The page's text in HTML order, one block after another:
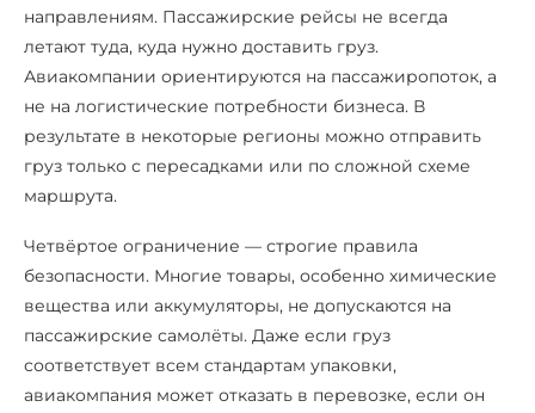
направлениям. Пассажирские рейсы не всегда
летают туда, куда нужно доставить груз.
Авиакомпании ориентируются на пассажиропоток, а
не на логистические потребности бизнеса. В
результате в некоторые регионы можно отправить
груз только с пересадками или по сложной схеме
маршрута.
Четвёртое ограничение — строгие правила
безопасности. Многие товары, особенно химические
вещества или аккумуляторы, не допускаются на
пассажирские самолёты. Даже если груз
соответствует всем стандартам упаковки,
авиакомпания может отказать в перевозке, если он